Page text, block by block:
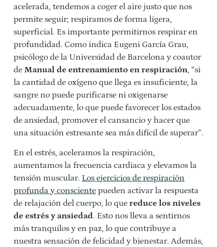
acelerada, tendemos a coger el aire justo que nos
permite seguir; respiramos de forma ligera,
superficial. Es importante permitirnos respirar en
profundidad. Como indica Eugeni García Grau,
psicólogo de la Universidad de Barcelona y coautor
de Manual de entrenamiento en respiración, “si
la cantidad de oxígeno que llega es insuficiente, la
sangre no puede purificarse ni oxigenarse
adecuadamente, lo que puede favorecer los estados
de ansiedad, promover el cansancio y hacer que
una situación estresante sea más difícil de superar”.
En el estrés, aceleramos la respiración,
aumentamos la frecuencia cardiaca y elevamos la
tensión muscular. Los ejercicios de respiración
profunda y consciente pueden activar la respuesta
de relajación del cuerpo, lo que reduce los niveles
de estrés y ansiedad. Esto nos lleva a sentirnos
más tranquilos y en paz, lo que contribuye a
nuestra sensación de felicidad y bienestar. Además,